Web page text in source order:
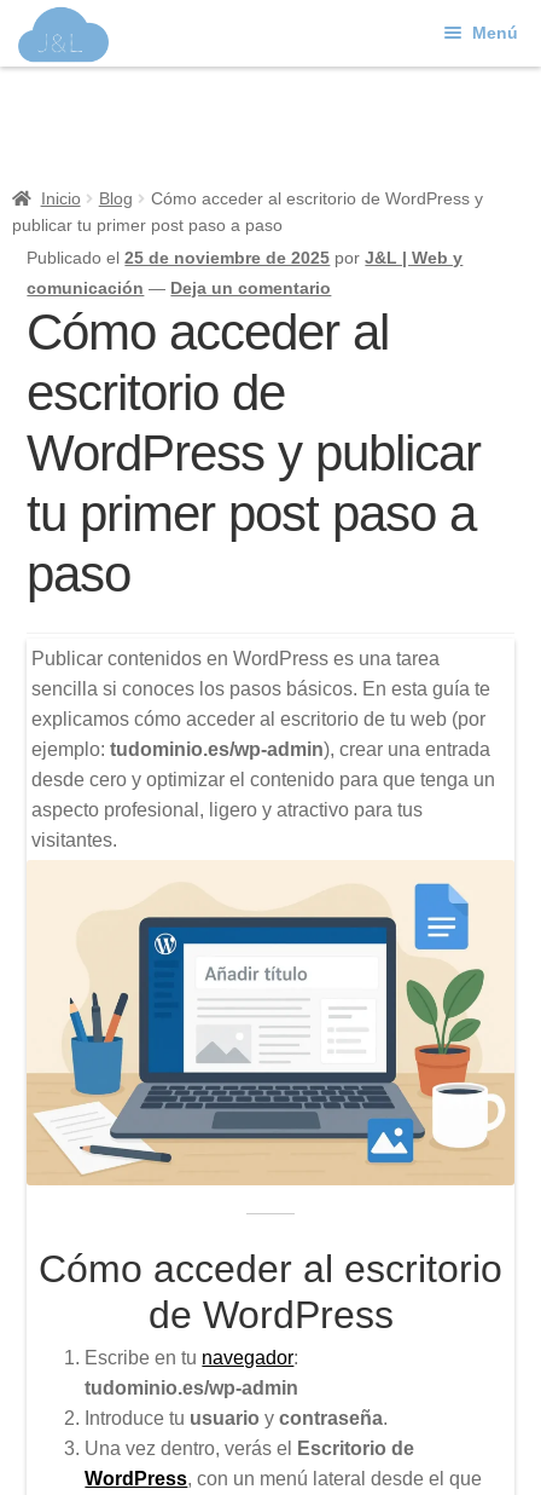
a
al
Menú
Contacto
Soporte
Inicio Blog
Cómo acceder al escritorio de WordPress y
publicar tu primer post paso a paso
Publicado el25 de noviembre de 2025 porJ&L | Web y
comunicación — Deja un comentario
Cómo acceder al
escritorio de
WordPress y publicar
tu primer post paso a
paso
Publicar contenidos en WordPress es una tarea
sencilla si conoces los pasos básicos. En esta guía te
explicamos cómo acceder al escritorio de tu web (por
ejemplo:tudominio.es/wp-admin), crear una entrada
desde cero y optimizar el contenido para que tenga un
aspecto profesional, ligero y atractivo para tus
visitantes.
Cómo acceder al escritorio
de WordPress
Escribe en tu navegador:
tudominio.es/wp-admin
Introduce tu usuario ycontraseña.
Una vez dentro, verás el
Escritorio de
WordPress, con un menú lateral desde el que